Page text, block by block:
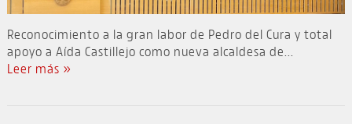
Reconocimiento a la gran labor de Pedro del Cura y total
apoyo a Aída Castillejo como nueva alcaldesa de...
Leer más »